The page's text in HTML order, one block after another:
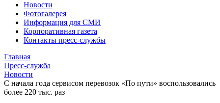
Новости
Фотогалерея
Информация для СМИ
Корпоративная газета
Контакты пресс-службы
Главная
Пресс-служба
Новости
С начала года сервисом перевозок «По пути» воспользовались
более 220 тыс. раз